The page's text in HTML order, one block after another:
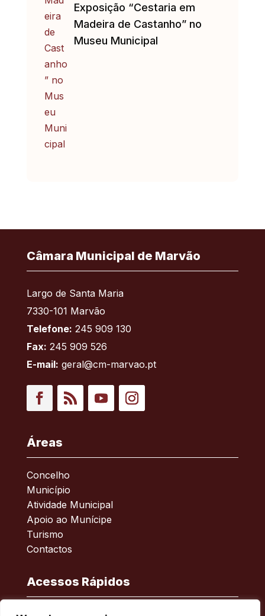
Exposição “Cestaria em
Madeira de Castanho” no
Museu Municipal
Câmara Municipal de Marvão
Largo de Santa Maria
7330-101 Marvão
Telefone: 245 909 130
Fax: 245 909 526
E-mail: geral@cm-marvao.pt
Áreas
Concelho
Município
Atividade Municipal
Apoio ao Munícipe
Turismo
Contactos
Acessos Rápidos